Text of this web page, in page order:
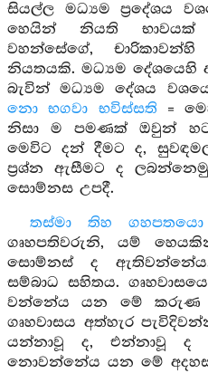
සියල්ල මධ්‍යම ප්‍රදේශය
හෙයින් නියති භාවයක්
වහන්සේගේ,
නියතයකි. මධ්‍යම
බැවින් මධ්‍යම දේශය
නො භගවා භවිස්සති =
නිසා ම පමණක් ඔවුන්
මෙවිට දන් දීමට ද,
ප්‍රශ්න ඇසීමට ද
සොම්නස උපදී.
තස්මා තිහ ගහපතයො
ගෘහපතිවරුනි, යම්
සොම්නස් ද
සම්බාධ සහිතය.
වන්නේය යන මේ කරුණ
ගෘහවාසය අත්හැර
යන්නාවූ ද, එන්නාවූ ද
නොවන්නේය යන මේ